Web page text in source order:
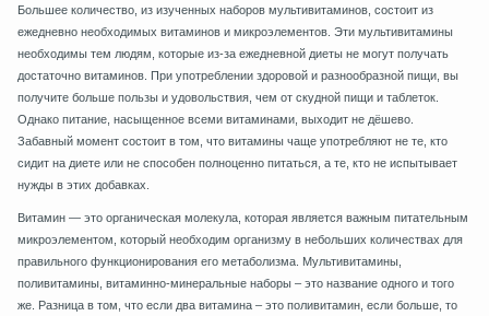
Большее количество, из изученных наборов мультивитаминов, состоит из
ежедневно необходимых витаминов и микроэлементов. Эти мультивитамины
необходимы тем людям, которые из-за ежедневной диеты не могут получать
достаточно витаминов. При употреблении здоровой и разнообразной пищи, вы
получите больше пользы и удовольствия, чем от скудной пищи и таблеток.
Однако питание, насыщенное всеми витаминами, выходит не дёшево.
Забавный момент состоит в том, что витамины чаще употребляют не те, кто
сидит на диете или не способен полноценно питаться, а те, кто не испытывает
нужды в этих добавках.
Витамин — это органическая молекула, которая является важным питательным
микроэлементом, который необходим организму в небольших количествах для
правильного функционирования его метаболизма. Мультивитамины,
поливитамины, витаминно-минеральные наборы – это название одного и того
же. Разница в том, что если два витамина – это поливитамин, если больше, то